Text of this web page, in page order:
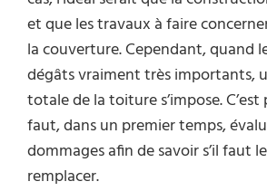
et que les travaux à faire
la couverture. Cependant, quand
dégâts vraiment très importants,
totale de la toiture s’impose. C’est
faut, dans un premier temps,
dommages afin de savoir s’il faut
remplacer.